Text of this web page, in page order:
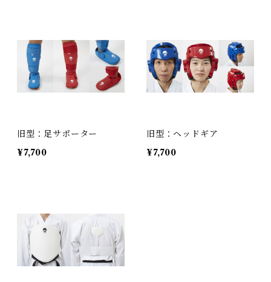
旧型：足サポーター
¥7,700
旧型：ヘッドギア
¥7,700